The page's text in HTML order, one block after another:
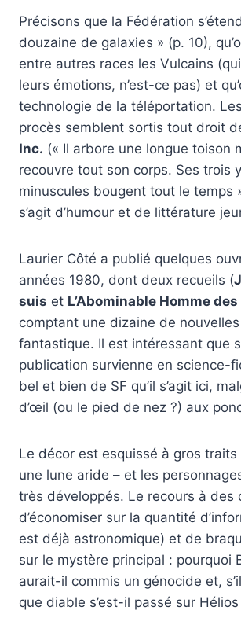
Précisons que la Fédération
douzaine de galaxies » (p. 10),
entre autres races les Vulcains
leurs émotions, n’est-ce pas) et
technologie de la téléportation.
procès semblent sortis tout droit
Inc. (« Il arbore une longue toison
recouvre tout son corps. Ses trois
minuscules bougent tout le temps
s’agit d’humour et de littérature
Laurier Côté a publié quelques
années 1980, dont deux recueils (
suis et L’Abominable Homme
comptant une dizaine de
fantastique. Il est intéressant que
publication survienne en science-
bel et bien de SF qu’il s’agit ici,
d’œil (ou le pied de nez ?) aux
Le décor est esquissé à gros traits
une lune aride – et les
très développés. Le recours à des
d’économiser sur la quantité
est déjà astronomique) et de
sur le mystère principal : pourquoi
aurait-il commis un génocide et,
que diable s’est-il passé sur Hélios